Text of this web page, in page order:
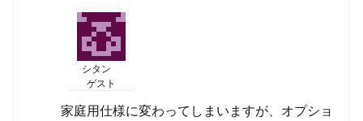
シタン
ゲスト
家庭用仕様に変わってしまいますが、オプショ